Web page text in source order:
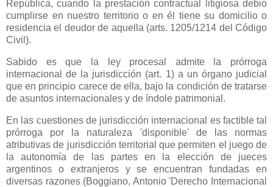
República, cuando la prestación contractual litigiosa debió
cumplirse en nuestro territorio o en él tiene su domicilio o
residencia el deudor de aquella (arts. 1205/1214 del Código
Civil).
Sabido es que la ley procesal admite la prórroga
internacional de la jurisdicción (art. 1) a un órgano judicial
que en principio carece de ella, bajo la condición de tratarse
de asuntos internacionales y de índole patrimonial.
En las cuestiones de jurisdicción internacional es factible tal
prórroga por la naturaleza 'disponible' de las normas
atributivas de jurisdicción territorial que permiten el juego de
la autonomía de las partes en la elección de jueces
argentinos o extranjeros y se encuentran fundadas en
diversas razones (Boggiano, Antonio 'Derecho Internacional